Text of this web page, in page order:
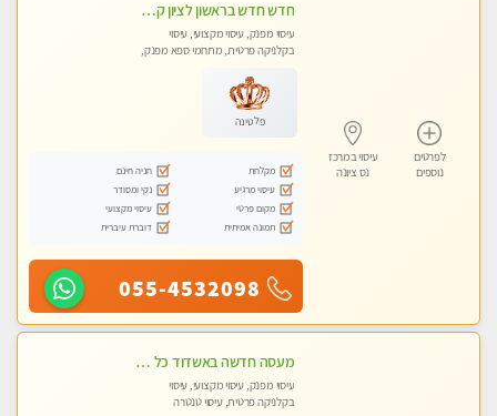
לפרטים
נוספים
עיסוי במרכז
נס ציונה
חדש חדש בראשון לציון קליניקה פרטית לבריאות הגוף לעיסוי מקצועי ומפנק -שעות עבודה -10:00-23:00 ​​​​​​ Highly recommended
עיסוי מפנק, עיסוי מקצועי, עיסוי
בקלניקה פרטית, מתחמי ספא מפנק,
פלטינה
מקלחת
חניה חינם
עיסוי מרגיע
נקי ומסודר
מקום פרטי
עיסוי מקצועי
תמונה אמיתית
דוברת עיברית
055-4532098
מעסה חדשה באשדוד כל סוגי העיסויים מעסה מקצועית ואיכותית פרטי!!!מומלץ לחלוטין!!
עיסוי מפנק, עיסוי מקצועי, עיסוי
בקלניקה פרטית, עיסוי טנטרה